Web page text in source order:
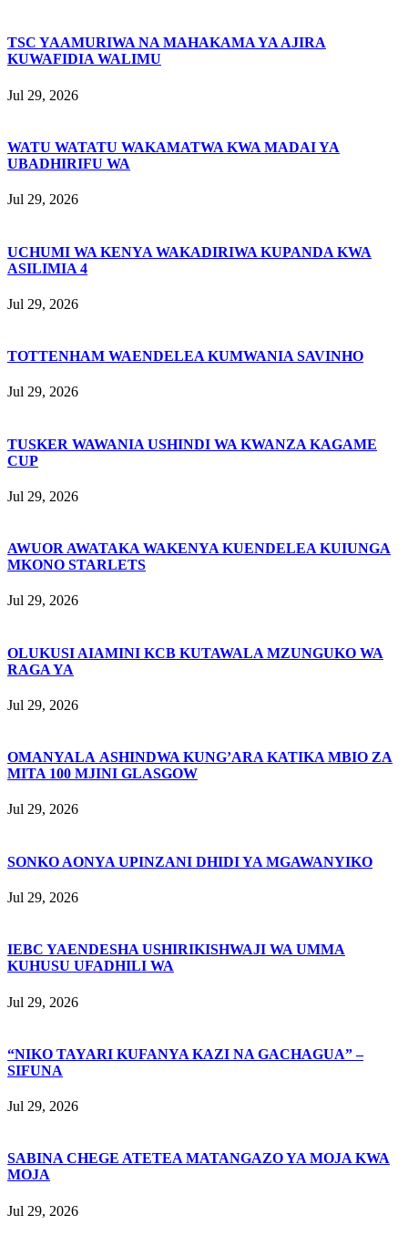
TSC YAAMURIWA NA MAHAKAMA YA AJIRA
KUWAFIDIA WALIMU
Jul 29, 2026
WATU WATATU WAKAMATWA KWA MADAI YA
UBADHIRIFU WA
Jul 29, 2026
UCHUMI WA KENYA WAKADIRIWA KUPANDA KWA
ASILIMIA 4
Jul 29, 2026
TOTTENHAM WAENDELEA KUMWANIA SAVINHO
Jul 29, 2026
TUSKER WAWANIA USHINDI WA KWANZA KAGAME
CUP
Jul 29, 2026
AWUOR AWATAKA WAKENYA KUENDELEA KUIUNGA
MKONO STARLETS
Jul 29, 2026
OLUKUSI AIAMINI KCB KUTAWALA MZUNGUKO WA
RAGA YA
Jul 29, 2026
OMANYALA ASHINDWA KUNG’ARA KATIKA MBIO ZA
MITA 100 MJINI GLASGOW
Jul 29, 2026
SONKO AONYA UPINZANI DHIDI YA MGAWANYIKO
Jul 29, 2026
IEBC YAENDESHA USHIRIKISHWAJI WA UMMA
KUHUSU UFADHILI WA
Jul 29, 2026
“NIKO TAYARI KUFANYA KAZI NA GACHAGUA” –
SIFUNA
Jul 29, 2026
SABINA CHEGE ATETEA MATANGAZO YA MOJA KWA
MOJA
Jul 29, 2026